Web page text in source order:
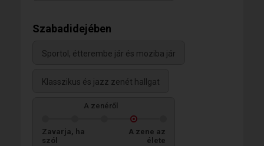
Szabadidejében
Sportol, étterembe jár és moziba jár
Klasszikus és jazz zenét hallgat
A zenéről
Zavarja, ha
szól
A zene az
élete